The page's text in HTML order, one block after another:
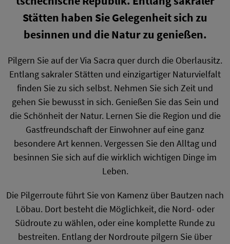
Stätten haben Sie Gelegenheit sich zu
besinnen und die Natur zu genießen.
Pilgern Sie auf der Via Sacra quer durch die Oberlausitz.
Entlang sakraler Stätten und einzigartiger Naturvielfalt
finden Sie zu sich selbst. Nehmen Sie sich Zeit und
gehen Sie bewusst in sich. Genießen Sie das Sein und
die Schönheit der Natur. Lernen Sie die Region und die
Gastfreundschaft der Einwohner auf eine ganz
besondere Art kennen. Vergessen Sie den Alltag und
besinnen Sie sich auf die wirklich wichtigen Dinge im
Leben.
Die Pilgerroute führt Sie von Kamenz über Bautzen nach
Löbau. Dort besteht die Möglichkeit, die Nord- oder
Südroute zu wählen, oder eine komplette Runde zu
bestreiten. Entlang der Nordroute pilgern Sie über